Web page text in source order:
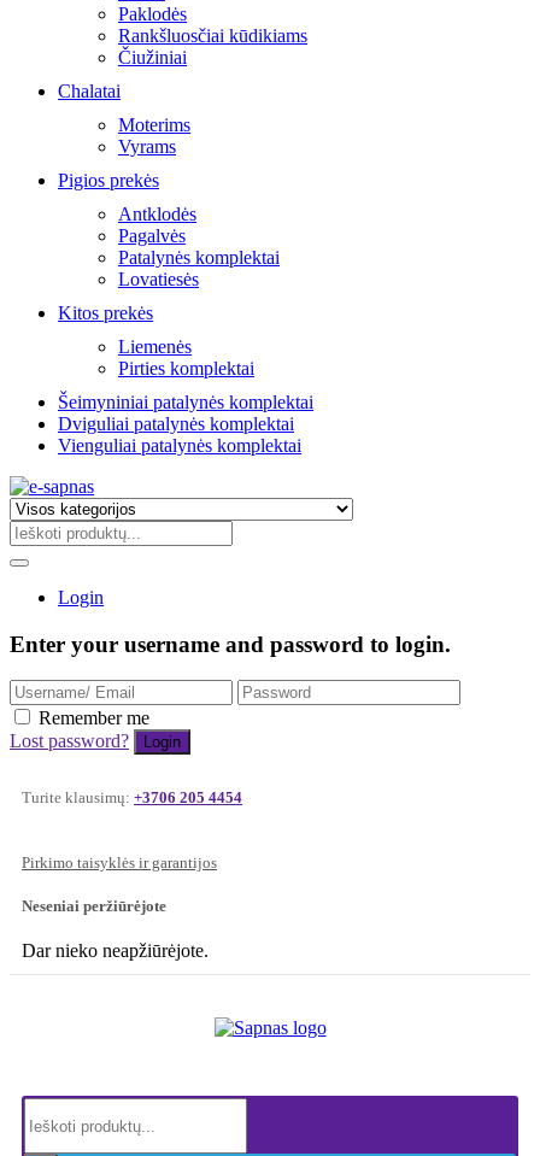
Paklodės
Rankšluosčiai kūdikiams
Čiužiniai
Chalatai
Moterims
Vyrams
Pigios prekės
Antklodės
Pagalvės
Patalynės komplektai
Lovatiesės
Kitos prekės
Liemenės
Pirties komplektai
Šeimyniniai patalynės komplektai
Dviguliai patalynės komplektai
Vienguliai patalynės komplektai
Login
Enter your username and password to login.
Remember me
Lost password?
Turite klausimų: +3706 205 4454
Pirkimo taisyklės ir garantijos
Neseniai peržiūrėjote
Dar nieko neapžiūrėjote.